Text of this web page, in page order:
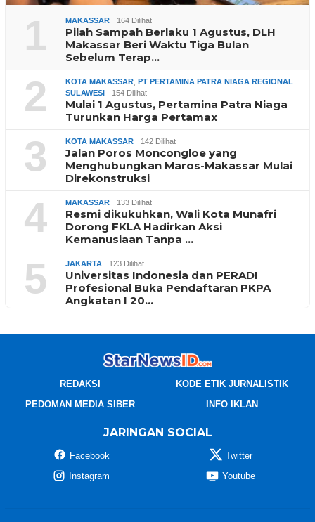
1 MAKASSAR 164 Dilihat
Pilah Sampah Berlaku 1 Agustus, DLH
Makassar Beri Waktu Tiga Bulan
Sebelum Terap…
2 KOTA MAKASSAR PT PERTAMINA PATRA NIAGA REGIONAL
SULAWESI
154 Dilihat
Mulai 1 Agustus, Pertamina Patra Niaga
Turunkan Harga Pertamax
3 KOTA MAKASSAR 142 Dilihat
Jalan Poros Moncongloe yang
Menghubungkan Maros-Makassar Mulai
Direkonstruksi
4 MAKASSAR 133 Dilihat
Resmi dikukuhkan, Wali Kota Munafri
Dorong FKLA Hadirkan Aksi
Kemanusiaan Tanpa …
5 JAKARTA 123 Dilihat
Universitas Indonesia dan PERADI
Profesional Buka Pendaftaran PKPA
Angkatan I 20…
REDAKSI
KODE ETIK JURNALISTIK
PEDOMAN MEDIA SIBER
INFO IKLAN
JARINGAN SOCIAL
Facebook
Twitter
Instagram
Youtube